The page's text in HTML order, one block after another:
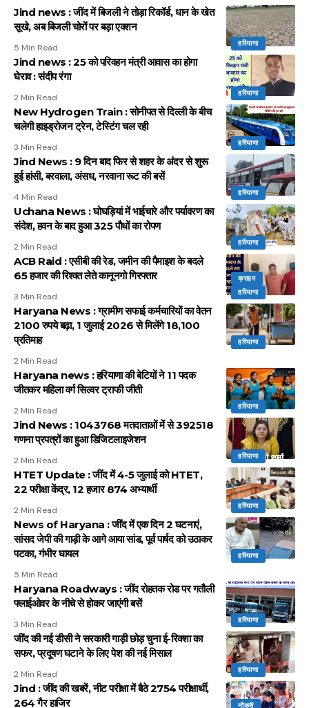
हरियाणा
Jind news : जींद में बिजली ने तोड़ा रिकॉर्ड, धान के खेत
सूखे, अब बिजली चोरों पर बड़ा एक्शन
5 Min Read
हरियाणा
Jind news : 25 को परिवहन मंत्री आवास का होगा
घेराव : संदीप रंगा
2 Min Read
हरियाणा
New Hydrogen Train : सोनीपत से दिल्ली के बीच
चलेगी हाइड्रोजन ट्रेन, टेस्टिंग चल रही
3 Min Read
हरियाणा
Jind News : 9 दिन बाद फिर से शहर के अंदर से शुरू
हुई हांसी, बरवाला, अंसध, नरवाना रूट की बसें
4 Min Read
हरियाणा
Uchana News : घोघड़ियां में भाईचारे और पर्यावरण का
संदेश, हवन के बाद हुआ 325 पौधों का रोपण
2 Min Read
क्राइम
हरियाणा
ACB Raid : एसीबी की रेड, जमीन की पैमाइश के बदले
65 हजार की रिश्वत लेते कानूनगो गिरफ्तार
3 Min Read
हरियाणा
Haryana News : ग्रामीण सफाई कर्मचारियों का वेतन
2100 रुपये बढ़ा, 1 जुलाई 2026 से मिलेंगे 18,100
प्रतिमाह
2 Min Read
हरियाणा
Haryana news : हरियाणा की बेटियों ने 11 पदक
जीतकर महिला वर्ग सिल्वर ट्राफी जीती
2 Min Read
हरियाणा
Jind News : 1043768 मतदाताओं में से 392518
गणना प्रपत्रों का हुआ डिजिटलाइजेशन
2 Min Read
हरियाणा
HTET Update : जींद में 4-5 जुलाई को HTET,
22 परीक्षा केंद्र, 12 हजार 874 अभ्यार्थी
2 Min Read
हरियाणा
News of Haryana : जींद में एक दिन 2 घटनाएं,
सांसद जेपी की गाड़ी के आगे आया सांड, पूर्व पार्षद को उठाकर
पटका, गंभीर घायल
5 Min Read
हरियाणा
Haryana Roadways : जींद रोहतक रोड पर गतौली
फ्लाईओवर के नीचे से होकर जाएंगी बसें
3 Min Read
हरियाणा
जींद की नई डीसी ने सरकारी गाड़ी छोड़ चुना ई-रिक्शा का
सफर, प्रदूषण घटाने के लिए पेश की नई मिसाल
2 Min Read
नौकरी
Jind : जींद की खबरें, नीट परीक्षा में बैठे 2754 परीक्षार्थी,
264 गैर हाजिर